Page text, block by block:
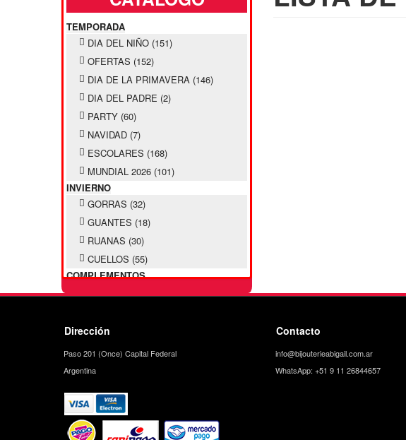
TEMPORADA
DIA DEL NIÑO (151)
OFERTAS (152)
DIA DE LA PRIMAVERA (146)
DIA DEL PADRE (2)
PARTY (60)
NAVIDAD (7)
ESCOLARES (168)
MUNDIAL 2026 (101)
INVIERNO
GORRAS (32)
GUANTES (18)
RUANAS (30)
CUELLOS (55)
COMPLEMENTOS
PILUSOS ADULTOS
MONEDEROS
ACCESORIO PELO
MOÑOS(61)
Dirección
Paso 201 (Once) Capital Federal
Argentina
Contacto
info@bijouterieabigail.com.ar
WhatsApp: +51 9 11 26844657